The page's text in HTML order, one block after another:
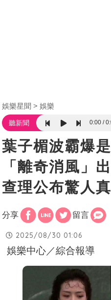
娛樂星聞 娛樂
聽新聞 0:00
葉子楣波霸爆
「離奇消風」
查理公布驚人
分享 留言
2025/08/30 01:06
娛樂中心／綜合報導